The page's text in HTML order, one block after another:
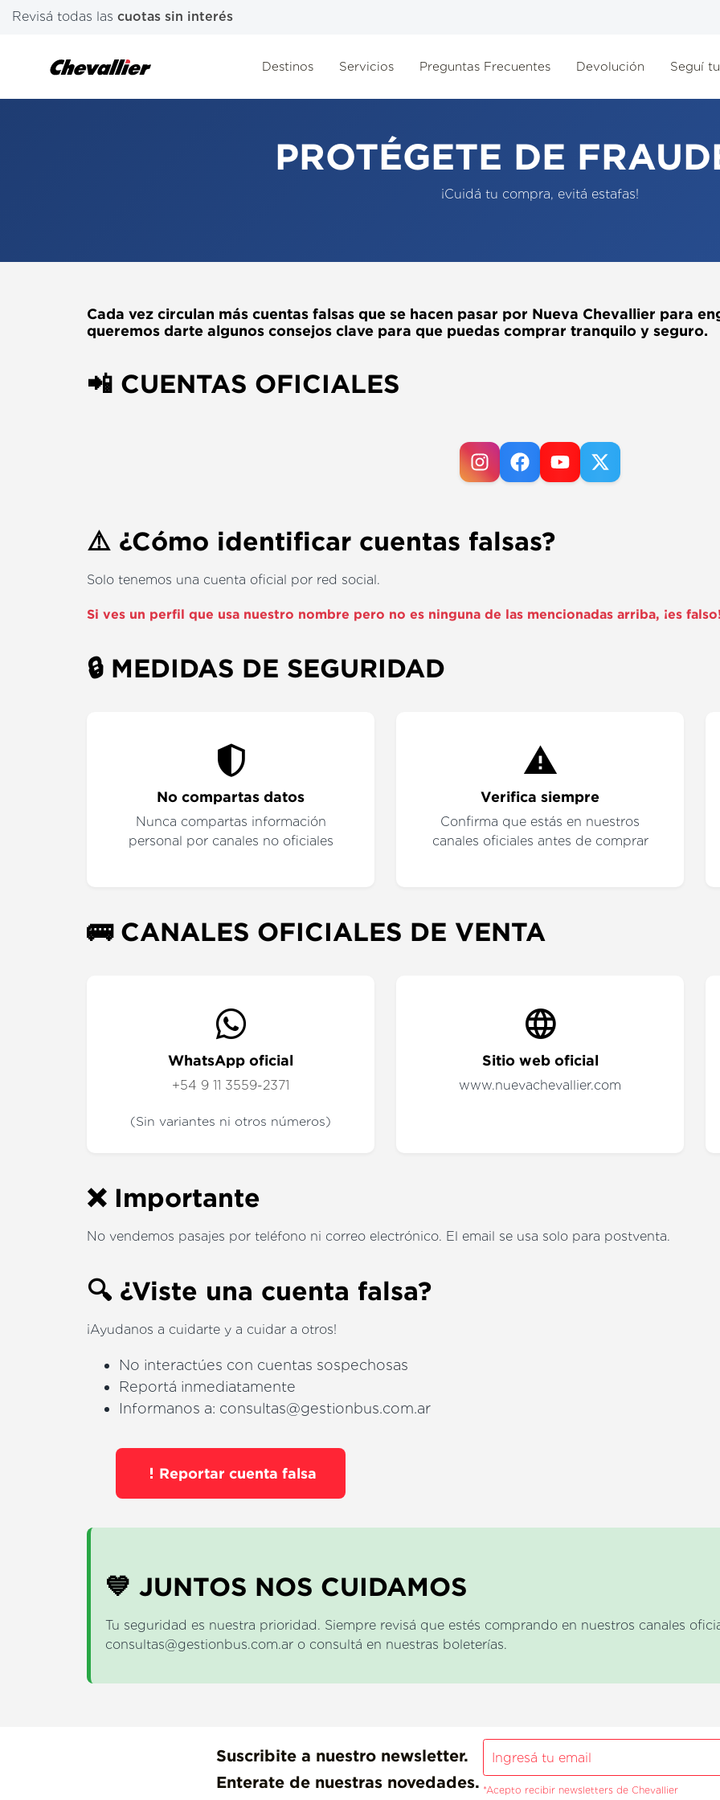
Revisá todas las cuotas sin interés
Destinos Servicios Preguntas Frecuentes Devolución Seguí
PROTÉGETE DE
¡Cuidá tu compra, evitá estafas!
Cada vez circulan más cuentas falsas que se hacen pasar por Nueva Chevallier para
queremos darte algunos consejos clave para que puedas comprar tranquilo y seguro.
📲 CUENTAS OFICIALES
⚠️ ¿Cómo identificar cuentas falsas?
Solo tenemos una cuenta oficial por red social.
Si ves un perfil que usa nuestro nombre pero no es ninguna de las mencionadas arriba, ¡es
🔒 MEDIDAS DE SEGURIDAD
No compartas datos
Nunca compartas información
personal por canales no oficiales
Verifica siempre
Confirma que estás en nuestros
canales oficiales antes de comprar
🚌 CANALES OFICIALES DE VENTA
WhatsApp oficial
+54 9 11 3559-2371
(Sin variantes ni otros números)
Sitio web oficial
www.nuevachevallier.com
❌ Importante
No vendemos pasajes por teléfono ni correo electrónico. El email se usa solo para postventa.
🔍 ¿Viste una cuenta falsa?
¡Ayudanos a cuidarte y a cuidar a otros!
No interactúes con cuentas sospechosas
Reportá inmediatamente
Informanos a: consultas@gestionbus.com.ar
Reportar cuenta falsa
💙 JUNTOS NOS CUIDAMOS
Tu seguridad es nuestra prioridad. Siempre revisá que estés comprando en nuestros canales
consultas@gestionbus.com.ar o consultá en nuestras boleterías.
Suscribite a nuestro newsletter.
Enterate de nuestras novedades. *Acepto recibir newsletters de Chevallier